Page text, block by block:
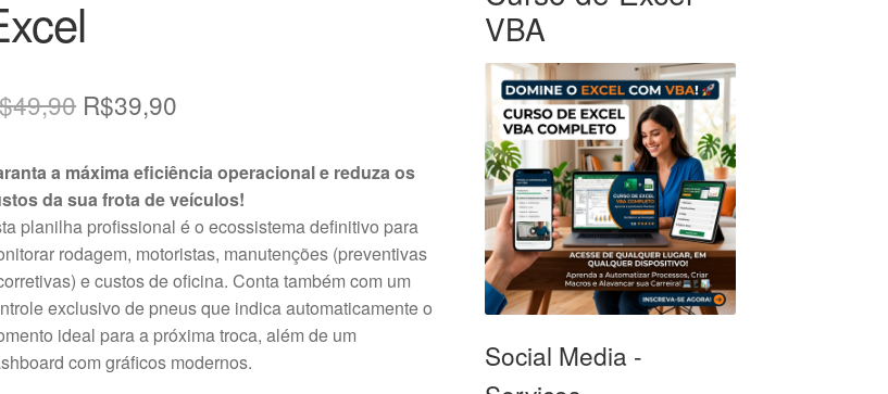
49,90 O
original
era:
R$49,90.
R$39,90
atual
é:
R$39,90.
a máxima eficiência operacional e reduza os
da sua frota de veículos!
planilha profissional é o ecossistema definitivo para
rodagem, motoristas, manutenções (preventivas
e custos de oficina. Conta também com um
exclusivo de pneus que indica automaticamente o
ideal para a próxima troca, além de um
com gráficos modernos.
VBA
Social Media -